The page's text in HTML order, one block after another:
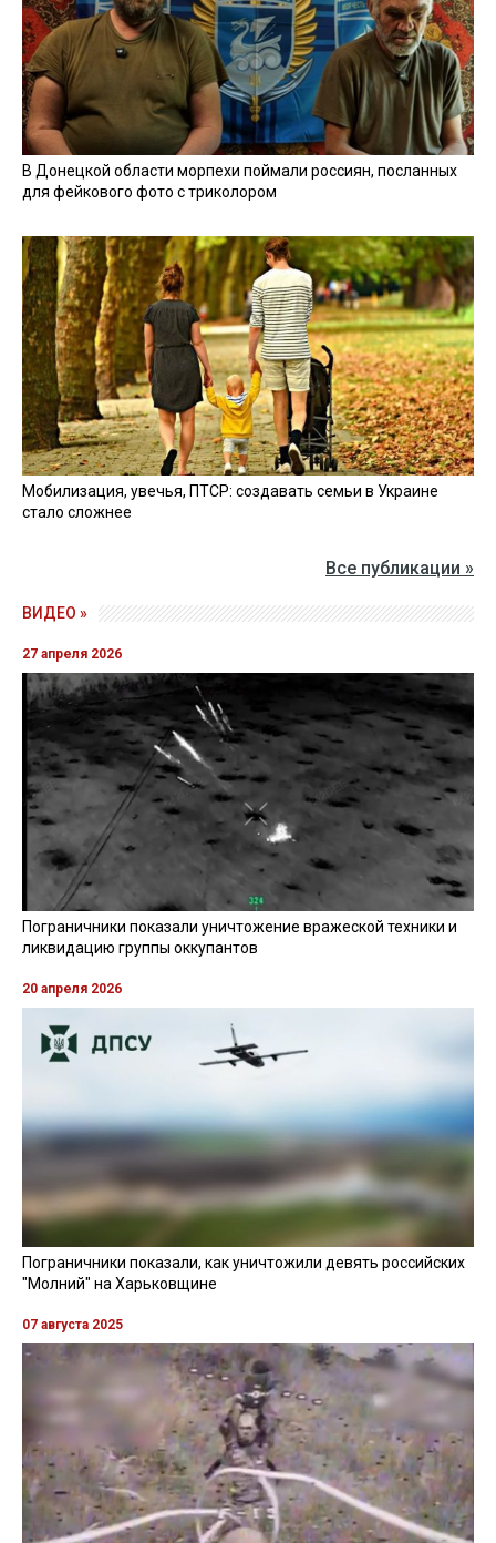
В Донецкой области морпехи поймали россиян, посланных
для фейкового фото с триколором
Мобилизация, увечья, ПТСР: создавать семьи в Украине
стало сложнее
Все публикации »
ВИДЕО »
27 апреля 2026
Пограничники показали уничтожение вражеской техники и
ликвидацию группы оккупантов
20 апреля 2026
Пограничники показали, как уничтожили девять российских
"Молний" на Харьковщине
07 августа 2025